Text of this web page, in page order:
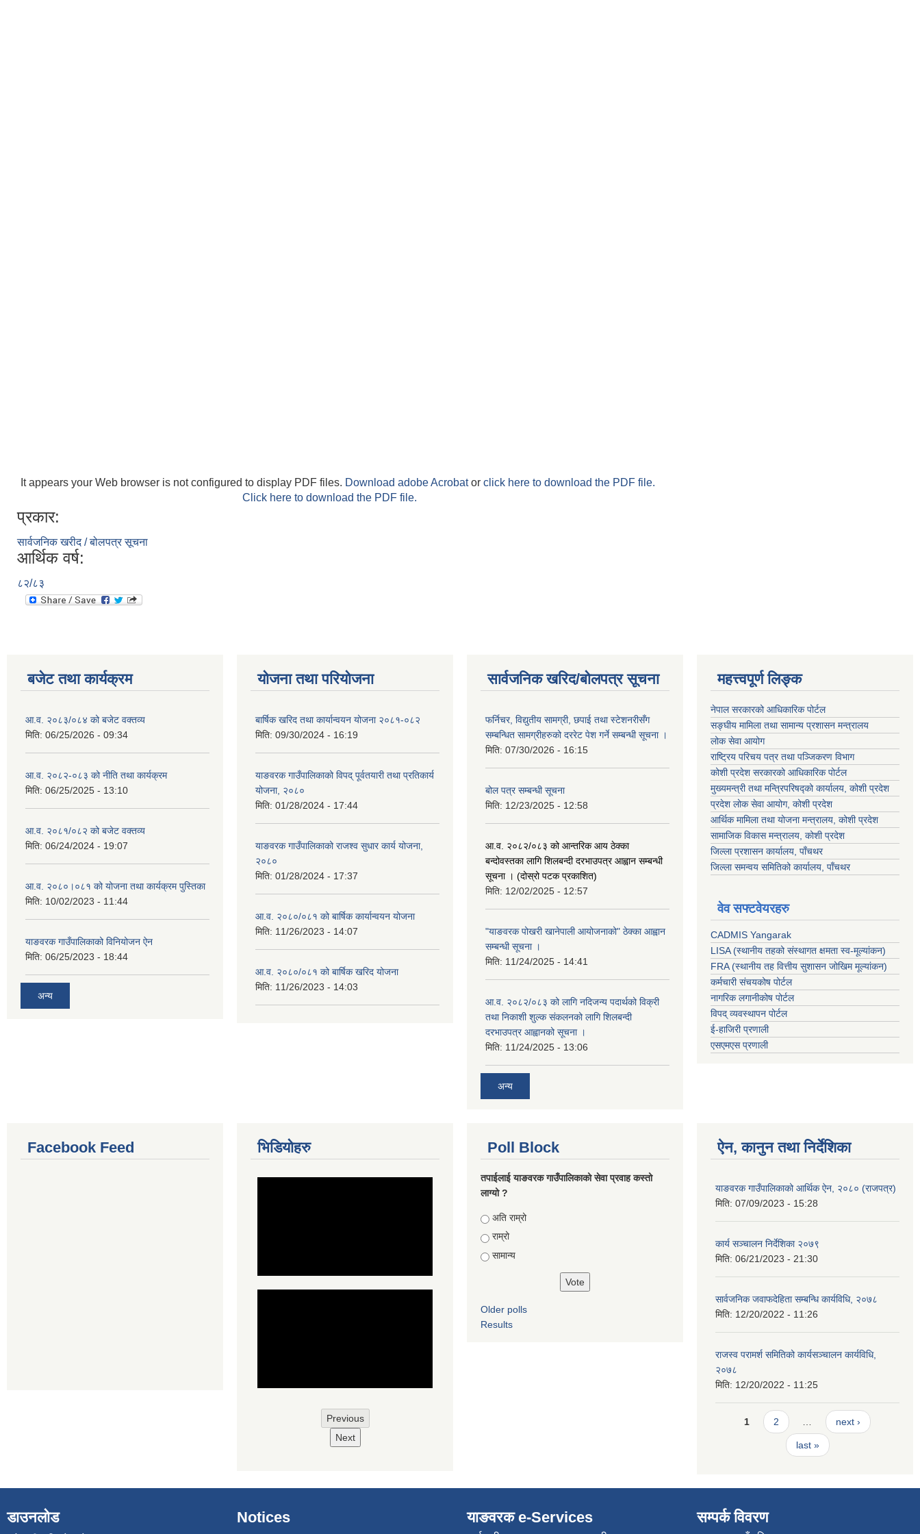
It appears your Web browser is not configured to display PDF files. Download adobe Acrobator click here to download the PDF file.
Click here to download the PDF file.
प्रकार:
सार्वजनिक खरीद / बोलपत्र सूचना
आर्थिक वर्ष:
८२/८३
बजेट तथा कार्यक्रम
आ.व. २०८३/०८४ को बजेट वक्तव्य
मिति: 06/25/2026 - 09:34
आ.व. २०८२-०८३ को नीति तथा कार्यक्रम
मिति: 06/25/2025 - 13:10
आ.व. २०८१/०८२ को बजेट वक्तव्य
मिति: 06/24/2024 - 19:07
आ.व. २०८०।०८१ को योजना तथा कार्यक्रम पुस्तिका
मिति: 10/02/2023 - 11:44
याङवरक गाउँपालिकाको विनियोजन ऐन
मिति: 06/25/2023 - 18:44
अन्य
योजना तथा परियोजना
बार्षिक खरिद तथा कार्यान्वयन योजना २०८१-०८२
मिति: 09/30/2024 - 16:19
याङवरक गाउँपालिकाको विपद् पूर्वतयारी तथा प्रतिकार्य
योजना, २०८०
मिति: 01/28/2024 - 17:44
याङवरक गाउँपालिकाको राजश्व सुधार कार्य योजना,
२०८०
मिति: 01/28/2024 - 17:37
आ.व. २०८०/०८१ को बार्षिक कार्यान्वयन योजना
मिति: 11/26/2023 - 14:07
आ.व. २०८०/०८१ को बार्षिक खरिद योजना
मिति: 11/26/2023 - 14:03
सार्वजनिक खरिद/बोलपत्र सूचना
फर्निचर, विद्युतीय सामग्री, छपाई तथा स्टेशनरीसँग
सम्बन्धित सामग्रीहरुको दररेट पेश गर्ने सम्बन्धी सूचना ।
मिति: 07/30/2026 - 16:15
बोल पत्र सम्बन्धी सूचना
मिति: 12/23/2025 - 12:58
आ.व. २०८२/०८३ को आन्तरिक आय ठेक्का
बन्दोवस्तका लागि शिलबन्दी दरभाउपत्र आह्वान सम्बन्धी
सूचना । (दोस्रो पटक प्रकाशित)
मिति: 12/02/2025 - 12:57
"याङवरक पोखरी खानेपाली आयोजनाको" ठेक्का आह्वान
सम्बन्धी सूचना ।
मिति: 11/24/2025 - 14:41
आ.व. २०८२/०८३ को लागि नदिजन्य पदार्थको विक्री
तथा निकाशी शुल्क संकलनको लागि शिलबन्दी
दरभाउपत्र आह्वानको सूचना ।
मिति: 11/24/2025 - 13:06
अन्य
महत्त्वपूर्ण लिङ्क
नेपाल सरकारको आधिकारिक पोर्टल
सङ्‍घीय मामिला तथा सामान्य प्रशासन मन्त्रालय
लोक सेवा आयोग
राष्ट्रिय परिचय पत्र तथा पञ्जिकरण विभाग
कोशी प्रदेश सरकारको आधिकारिक पोर्टल
मुख्यमन्त्री तथा मन्त्रिपरिषद्को कार्यालय, कोशी प्रदेश
प्रदेश लोक सेवा आयोग, कोशी प्रदेश
आर्थिक मामिला तथा योजना मन्त्रालय, कोशी प्रदेश
सामाजिक विकास मन्त्रालय, कोशी प्रदेश
जिल्ला प्रशासन कार्यालय, पाँचथर
जिल्ला समन्वय समितिको कार्यालय, पाँचथर
वेव सफ्टवेयरहरु
CADMIS Yangarak
LISA (स्थानीय तहको संस्थागत क्षमता स्व-मूल्यांकन)
FRA (स्थानीय तह वित्तीय सुशासन जोखिम मूल्यांकन)
कर्मचारी संचयकोष पोर्टल
नागरिक लगानीकोष पोर्टल
विपद् व्यवस्थापन पोर्टल
ई-हाजिरी प्रणाली
एसएमएस प्रणाली
Facebook Feed भिडियोहरु
Previous
Next
Poll Block
तपाईलाई याङवरक गाउँपालिकाको सेवा प्रवाह कस्तो
लाग्यो ?
Choices
अति राम्रो
राम्रो
सामान्य
Older polls
Results
ऐन, कानुन तथा निर्देशिका
याङवरक गाउँपालिकाको आर्थिक ऐन, २०८० (राजपत्र)
मिति: 07/09/2023 - 15:28
कार्य सञ्चालन निर्देशिका २०७९
मिति: 06/21/2023 - 21:30
सार्वजनिक जवाफदेहिता सम्बन्धि कार्यविधि, २०७८
मिति: 12/20/2022 - 11:26
राजस्व परामर्श समितिको कार्यसञ्चालन कार्यविधि,
२०७८
मिति: 12/20/2022 - 11:25
Pages
1 2 next ›
last »
डाउनलोड Notices याङवरक e-Services सम्पर्क विवरण